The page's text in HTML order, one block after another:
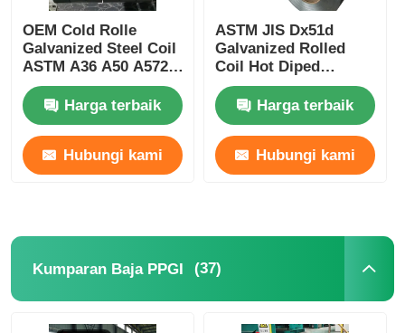
OEM Cold Rolle
Galvanized Steel Coil
ASTM A36 A50 A572
A992 Z120 Z275
Harga terbaik
Hubungi kami
ASTM JIS Dx51d
Galvanized Rolled
Coil Hot Diped
dengan Lapisan
Spangle Normal
Harga terbaik
Hubungi kami
Kumparan Baja PPGI (37)